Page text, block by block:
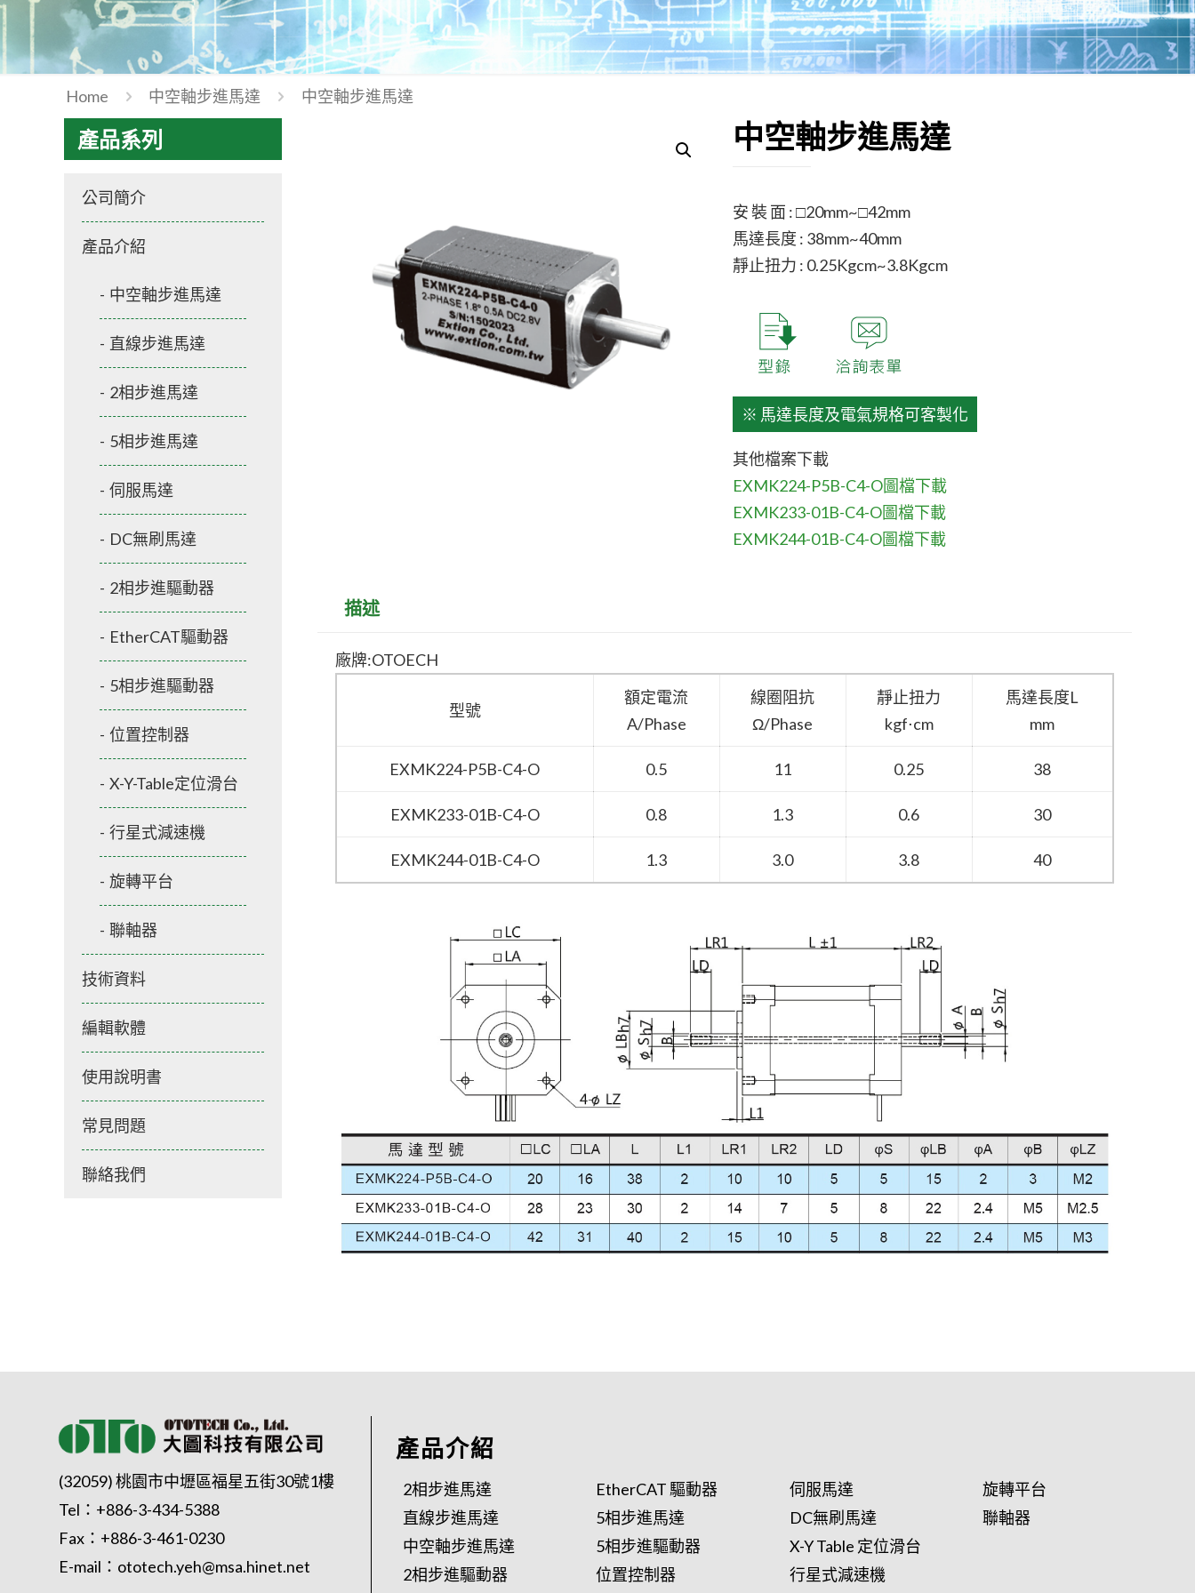
Home 中空軸步進馬達 中空軸步進馬達
中空軸步進馬達
安 裝 面 : □20mm~□42mm
馬達長度 : 38mm~40mm
靜止扭力 : 0.25Kgcm~3.8Kgcm
※ 馬達長度及電氣規格可客製化
其他檔案下載
EXMK224-P5B-C4-O圖檔下載
EXMK233-01B-C4-O圖檔下載
EXMK244-01B-C4-O圖檔下載
描述
廠牌:OTOECH
型號
額定電流
A/Phase
線圈阻抗
Ω/Phase
靜止扭力
kgf⋅cm
馬達長度L
mm
EXMK224-P5B-C4-O 0.5 11 0.25 38
EXMK233-01B-C4-O 0.8 1.3 0.6 30
EXMK244-01B-C4-O 1.3 3.0 3.8 40
產品系列
公司簡介
產品介紹
中空軸步進馬達
直線步進馬達
2相步進馬達
5相步進馬達
伺服馬達
DC無刷馬達
2相步進驅動器
EtherCAT驅動器
5相步進驅動器
位置控制器
X-Y-Table定位滑台
行星式減速機
旋轉平台
聯軸器
技術資料
編輯軟體
使用說明書
常見問題
聯絡我們
(32059) 桃園市中壢區福星五街30號1樓
Tel： +886-3-434-5388
Fax：+886-3-461-0230
E-mail： ototech.yeh@msa.hinet.net
產品介紹
2相步進馬達
直線步進馬達
中空軸步進馬達
2相步進驅動器
EtherCAT 驅動器
5相步進馬達
5相步進驅動器
位置控制器
伺服馬達
DC無刷馬達
X-Y Table 定位滑台
行星式減速機
旋轉平台
聯軸器